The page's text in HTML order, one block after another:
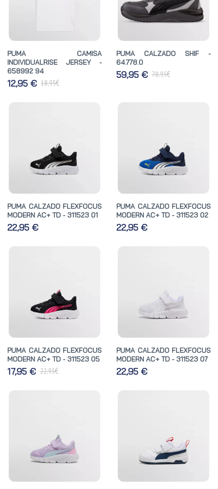
PUMA CAMISA
INDIVIDUALRISE JERSEY -
658992 94
12,95 € 18,95€
PUMA CALZADO SHIF -
64.778.0
59,95 € 78,95€
PUMA CALZADO FLEXFOCUS
MODERN AC+ TD - 311523 01
22,95 €
PUMA CALZADO FLEXFOCUS
MODERN AC+ TD - 311523 02
22,95 €
PUMA CALZADO FLEXFOCUS
MODERN AC+ TD - 311523 05
17,95 € 22,95€
PUMA CALZADO FLEXFOCUS
MODERN AC+ TD - 311523 07
22,95 €